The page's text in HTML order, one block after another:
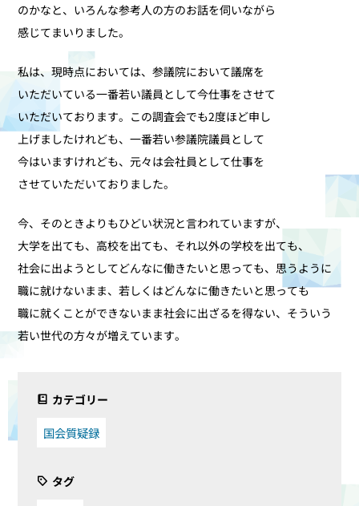
のかなと、いろんな参考人の方のお話を伺いながら
感じてまいりました。
私は、現時点においては、参議院において議席を
いただいている一番若い議員として今仕事をさせて
いただいております。この調査会でも2度ほど申し
上げましたけれども、一番若い参議院議員として
今はいますけれども、元々は会社員として仕事を
させていただいておりました。
今、そのときよりもひどい状況と言われていますが、
大学を出ても、高校を出ても、それ以外の学校を出ても、
社会に出ようとしてどんなに働きたいと思っても、思うように
職に就けないまま、若しくはどんなに働きたいと思っても
職に就くことができないまま社会に出ざるを得ない、そういう
若い世代の方々が増えています。
カテゴリー
国会質疑録
タグ